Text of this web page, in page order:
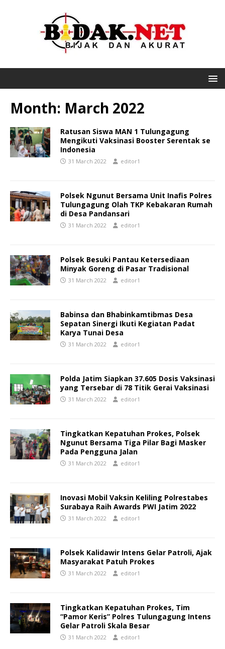
Month: March 2022
Ratusan Siswa MAN 1 Tulungagung
Mengikuti Vaksinasi Booster Serentak se
Indonesia
31 March 2022 editor1
Polsek Ngunut Bersama Unit Inafis Polres
Tulungagung Olah TKP Kebakaran Rumah
di Desa Pandansari
31 March 2022 editor1
Polsek Besuki Pantau Ketersediaan
Minyak Goreng di Pasar Tradisional
31 March 2022 editor1
Babinsa dan Bhabinkamtibmas Desa
Sepatan Sinergi Ikuti Kegiatan Padat
Karya Tunai Desa
31 March 2022 editor1
Polda Jatim Siapkan 37.605 Dosis Vaksinasi
yang Tersebar di 78 Titik Gerai Vaksinasi
31 March 2022 editor1
Tingkatkan Kepatuhan Prokes, Polsek
Ngunut Bersama Tiga Pilar Bagi Masker
Pada Pengguna Jalan
31 March 2022 editor1
Inovasi Mobil Vaksin Keliling Polrestabes
Surabaya Raih Awards PWI Jatim 2022
31 March 2022 editor1
Polsek Kalidawir Intens Gelar Patroli, Ajak
Masyarakat Patuh Prokes
31 March 2022 editor1
Tingkatkan Kepatuhan Prokes, Tim
“Pamor Keris” Polres Tulungagung Intens
Gelar Patroli Skala Besar
31 March 2022 editor1